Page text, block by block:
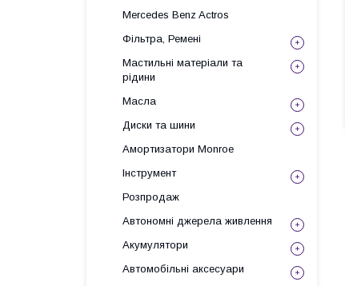
Mercedes Benz Actros
Фільтра, Ремені
Мастильні матеріали та
рідини
Масла
Диски та шини
Амортизатори Monroe
Інструмент
Розпродаж
Автономні джерела живлення
Акумулятори
Автомобільні аксесуари